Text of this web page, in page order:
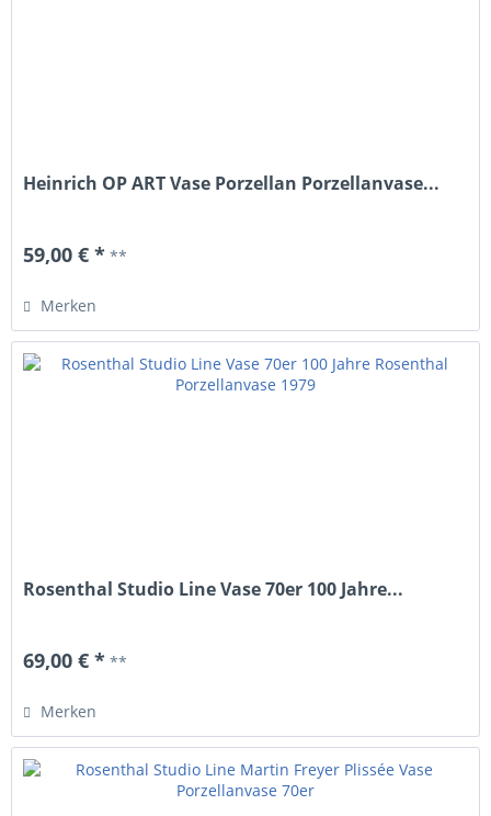
Heinrich OP ART Vase Porzellan Porzellanvase...
59,00 € * **
Merken
Rosenthal Studio Line Vase 70er 100 Jahre...
69,00 € * **
Merken